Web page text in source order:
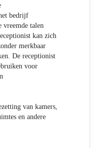
bedrijf
vreemde talen
kan zich
merkbaar
De receptionist
voor
van kamers,
en andere